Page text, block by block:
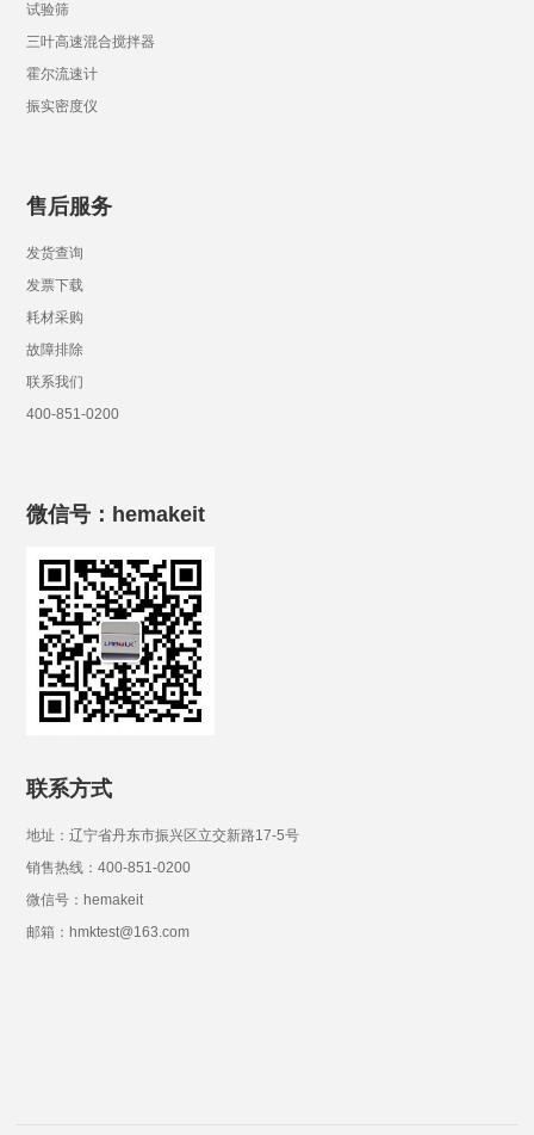
试验筛
三叶高速混合搅拌器
霍尔流速计
振实密度仪
售后服务
发货查询
发票下载
耗材采购
故障排除
联系我们
400-851-0200
微信号：hemakeit
联系方式
地址：辽宁省丹东市振兴区立交新路17-5号
销售热线：400-851-0200
微信号：hemakeit
邮箱：hmktest@163.com